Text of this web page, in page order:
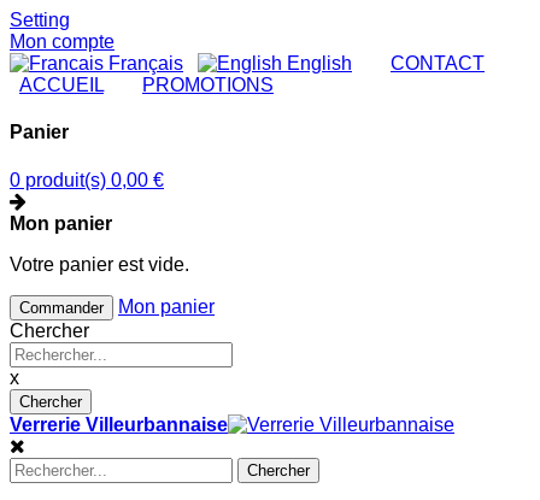
Setting
Mon compte
Français
English CONTACT
ACCUEIL
PROMOTIONS
Panier
0 produit(s) 0,00 €
Mon panier
Votre panier est vide.
Commander
Mon panier
Chercher
x
Chercher
Verrerie Villeurbannaise
Chercher